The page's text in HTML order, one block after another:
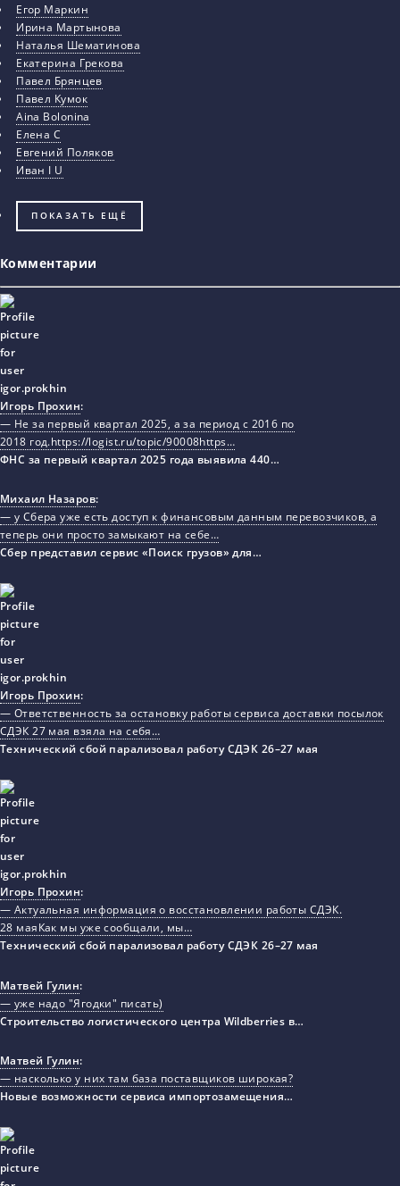
Егор Маркин
Ирина Мартынова
Наталья Шематинова
Екатерина Грекова
Павел Брянцев
Павел Кумок
Aina Bolonina
Елена С
Евгений Поляков
Иван I U
ПОКАЗАТЬ ЕЩЁ
Комментарии
Игорь Прохин:
— Не за первый квартал 2025, а за период с 2016 по
2018 год.https://logist.ru/topic/90008https…
ФНС за первый квартал 2025 года выявила 440…
Михаил Назаров:
— у Сбера уже есть доступ к финансовым данным перевозчиков, а
теперь они просто замыкают на себе…
Сбер представил сервис «Поиск грузов» для…
Игорь Прохин:
— Ответственность за остановку работы сервиса доставки посылок
СДЭК 27 мая взяла на себя…
Технический сбой парализовал работу СДЭК 26–27 мая
Игорь Прохин:
— Актуальная информация о восстановлении работы СДЭК.
28 маяКак мы уже сообщали, мы…
Технический сбой парализовал работу СДЭК 26–27 мая
Матвей Гулин:
— уже надо "Ягодки" писать)
Строительство логистического центра Wildberries в…
Матвей Гулин:
— насколько у них там база поставщиков широкая?
Новые возможности сервиса импортозамещения…